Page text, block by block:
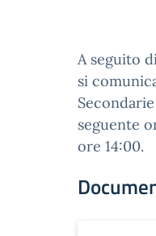
A seguito
si
seguente
ore 14:00.